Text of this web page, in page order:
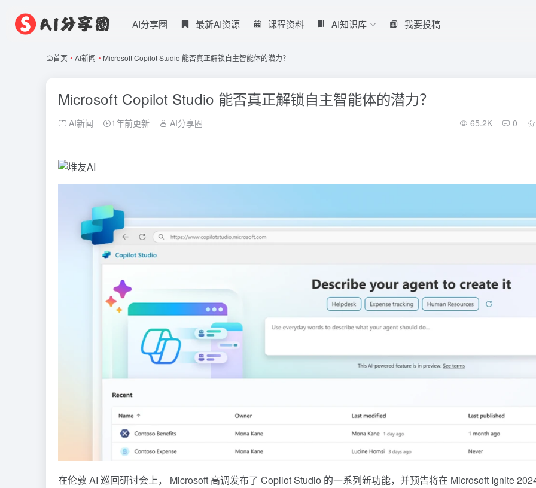
AI分享圈 最新AI资源 课程资料 AI知识库 我要投稿
首页 • AI新闻 • Microsoft Copilot Studio 能否真正解锁自主智能体的潜力？
Microsoft Copilot Studio 能否真正解锁自主智能体的潜力？
AI新闻 1年前更新 AI分享圈 65.2K 0
在伦敦 AI 巡回研讨会上， Microsoft 高调发布了 CopilotStudio 的一系列新功能，并预告将在 Microsoft Ignite